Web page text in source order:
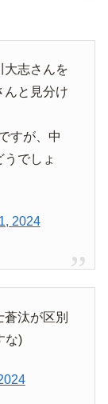
大志さんを
んと見分け
すが、中
でしょ
2024
汰が区別
な)